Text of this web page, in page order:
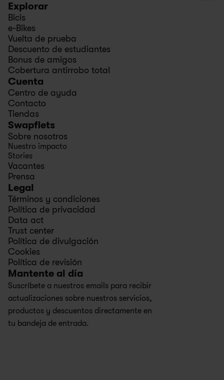
Mantente al día
Suscríbete a nuestros emails para recibir
actualizaciones sobre nuestros servicios,
productos y descuentos directamente en
tu bandeja de entrada.
Explorar
Bicis
e-Bikes
Vuelta de prueba
Descuento de estudiantes
Bonus de amigos
Cobertura antirrobo total
Cuenta
Centro de ayuda
Contacto
Tiendas
Swapfiets
Sobre nosotros
Nuestro impacto
Stories
Vacantes
Prensa
Legal
Términos y condiciones
Política de privacidad
Data act
Trust center
Política de divulgación
Cookies
Política de revisión